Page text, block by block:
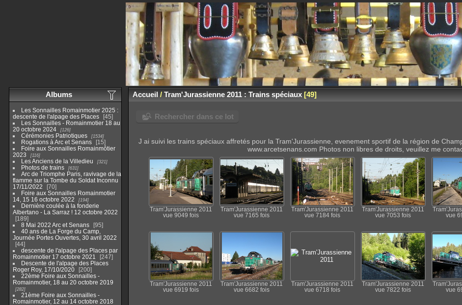
Albums
Les Sonnailles Romainmotier 2025 :
descente de l'alpage des Places
45
Les Sonnailles - Romainmotier 18 au
20 octobre 2024
126
Cérémonies Patriotiques 1534
Rogations à Arc et Senans
15
Foire aux Sonnailles Romainmôtier
2023
116
Les Anciens de la Villedieu 321
Photos de trains 631
Arc de Triomphe Paris, ravivage de la
flamme sur la Tombe du Soldat Inconnu
17/11/2022
70
Foire aux Sonnailles Romainmotier
14, 15 16 octobre 2022
194
Dernière coulée à la fonderie
Albertano - La Sarraz ! 12 octobre 2022
189
8 Mai 2022 Arc et Senans
95
40 ans de La Forge du Camp,
Journée Portes Ouvertes, 30 avril 2022
44
descente de l'alpage des Places par
Romainmotier 17 octobre 2021
247
Descente de l'alpage des Places
Roger Roy, 17/10/2020
200
22ème Foire aux Sonnailles -
Romainmotier, 18 au 20 octobre 2019
282
21ème Foire aux Sonnailles -
Romainmotier, 12 au 14 octobre 2018
Accueil/ Tram'Jurassienne 2011 : Trains spéciaux 49
Rechercher dans ce lot
J ai suivi les trains spéciaux affretés pour la Tram'Jurassienne, evenement sportif de la région de
www.arcetsenans.com Photos non libres de droits, veuillez me
Tram'Jurassienne 2011
vue 9049 fois
Tram'Jurassienne 2011
vue 7165 fois
Tram'Jurassienne 2011
vue 7184 fois
Tram'Jurassienne 2011
vue 7053 fois
vue
Tram'Jurassienne 2011
vue 6919 fois
Tram'Jurassienne 2011
vue 6682 fois
Tram'Jurassienne 2011
vue 6718 fois
Tram'Jurassienne 2011
vue 7822 fois
vue